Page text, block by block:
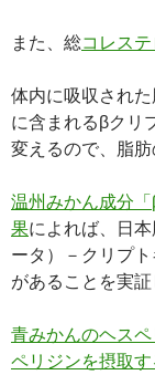
また、総コレス
体内に吸収され
に含まれるβクリ
変えるので、脂肪
温州みかん成分
果によれば、日
ータ）－クリプ
があることを実証
青みかんのヘス
ペリジンを摂取